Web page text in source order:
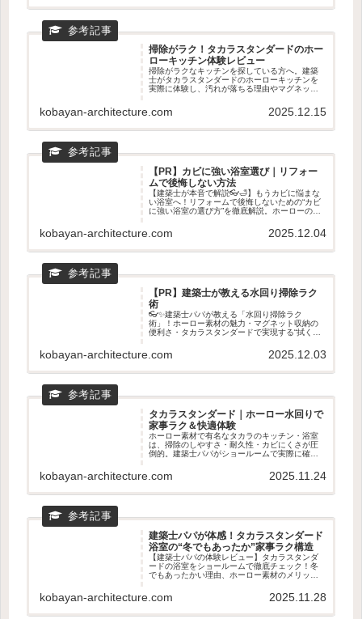
掃除がラク！タカラスタンダードのホー
ローキッチン体験レビュー
掃除がラクなキッチンを探している方へ。建築
士がタカラスタンダードのホーローキッチンを
実際に体験し、汚れが落ちる理由やマグネット
の相性やショールームで見るべきポイントもわ
かる、後悔しないキッチン選びの記事です。
kobayan-architecture.com 2025.12.15
【PR】カビに強い浴室選び｜リフォー
ムで後悔しない方法
【建築士が本音で解説👓🛁】もうカビに悩まな
い浴室へ！リフォームで後悔しないための“カビ
に強い浴室の選び方”を徹底解説。ホーローの汚
カラスタンダードが選ばれる理由を専門目線で
紹介。ショールームで確認すべきポイントもわ
kobayan-architecture.com 2025.12.04
【PR】建築士が教える水回り掃除ラク
術
👓✨建築士パパが教える「水回り掃除ラク
術」！ホーロー素材の魅力・マグネット収納の
便利さ・タカラスタンダードで実現する“拭くだ
洗面が驚くほどラクになる理由を紹介します💖
🧼
kobayan-architecture.com 2025.12.03
タカラスタンダード｜ホーロー水回りで
家事ラク＆快適体験
ホーロー素材で有名なタカラのキッチン・浴室
は、掃除のしやすさ・耐久性・カビにくさが圧
倒的。建築士パパがショールームで実際に確認
かりやすく紹介。新築・リフォームの前に読ん
でおきたい家事ラクの知恵🧽✨
kobayan-architecture.com 2025.11.24
建築士パパが体感！タカラスタンダード
浴室の“冬でもあったか”家事ラク構造
【建築士パパの体験レビュー】タカラスタンダ
ードの浴室をショールームで徹底チェック！冬
でもあったかい理由、ホーロー素材のメリッ
で詳しく解説。寒いお風呂を快適にしたい人必
見のPR記事です。
kobayan-architecture.com 2025.11.28